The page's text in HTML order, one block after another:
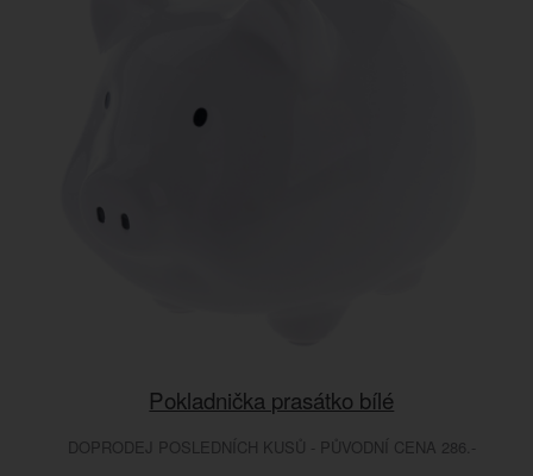
Pokladnička prasátko bílé
DOPRODEJ POSLEDNÍCH KUSŮ - PŮVODNÍ CENA 286.-